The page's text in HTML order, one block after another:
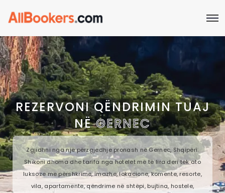
REZERVONI QËNDRIMIN TUAJ
NËGERNEC
Zgjidhni nga një përzgjedhje pronash në Gernec, Shqipëri.
Shikoni dhoma dhe tarifa nga hotelet më të lira deri tek ato
luksoze me përshkrime, imazhe, lokacione, komente, resorte,
vila, apartamente, qëndrime në shtëpi, bujtina, hostele,